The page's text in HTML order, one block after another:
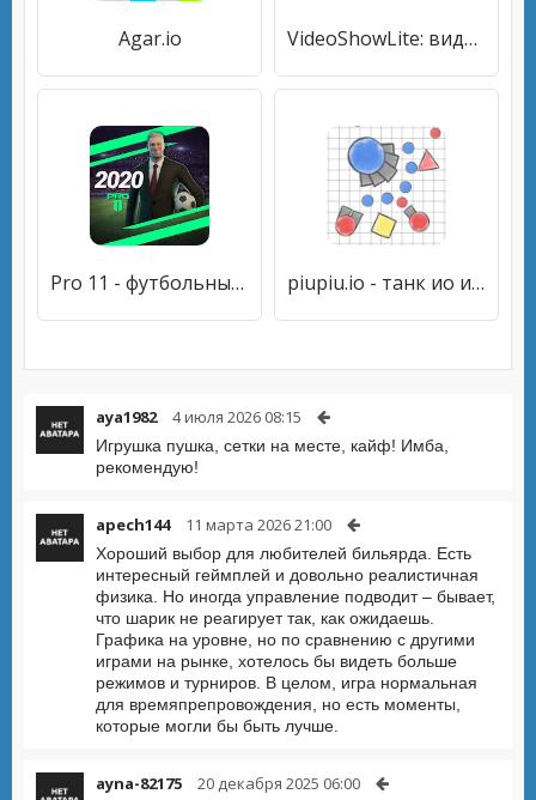
Agar.io VideoShowLite: видеоредактор, фото, музыка
Pro 11 - футбольный менеджер piupiu.io - танк ио игра
aya1982 4 июля 2026 08:15
Игрушка пушка, сетки на месте, кайф! Имба,
рекомендую!
apech144 11 марта 2026 21:00
Хороший выбор для любителей бильярда. Есть
интересный геймплей и довольно реалистичная
физика. Но иногда управление подводит – бывает,
что шарик не реагирует так, как ожидаешь.
Графика на уровне, но по сравнению с другими
играми на рынке, хотелось бы видеть больше
режимов и турниров. В целом, игра нормальная
для времяпрепровождения, но есть моменты,
которые могли бы быть лучше.
ayna-82175 20 декабря 2025 06:00